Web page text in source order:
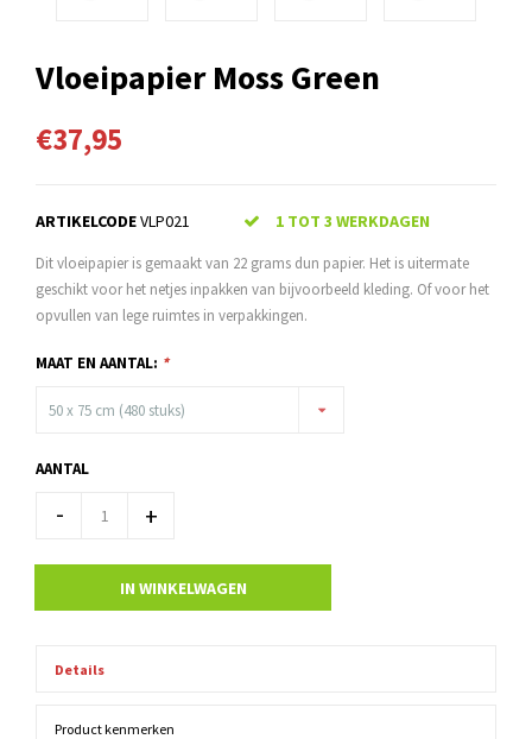
Vloeipapier Moss Green
€37,95
ARTIKELCODEVLP021 1 TOT 3 WERKDAGEN
Dit vloeipapier is gemaakt van 22 grams dun papier. Het is uitermate
geschikt voor het netjes inpakken van bijvoorbeeld kleding. Of voor het
opvullen van lege ruimtes in verpakkingen.
MAAT EN AANTAL: *
50 x 75 cm (480 stuks)
AANTAL
- +
IN WINKELWAGEN
Details
Product kenmerken